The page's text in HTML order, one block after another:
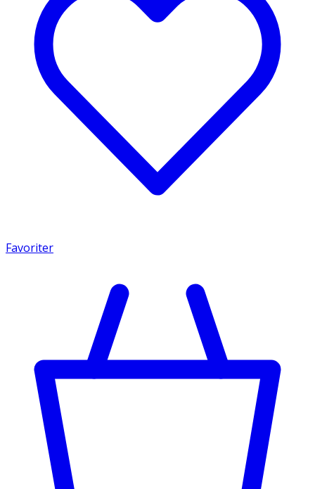
Favoriter